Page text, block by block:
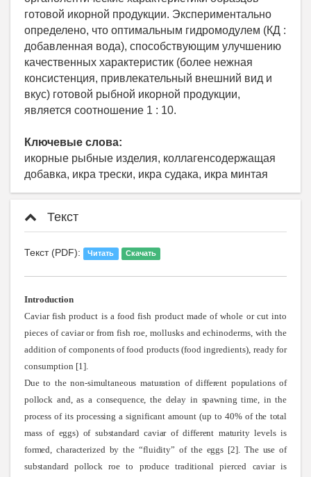
готовой икорной продукции. Экспериментально
определено, что оптимальным гидромодулем (КД :
добавленная вода), способствующим улучшению
качественных характеристик (более нежная
консистенция, привлекательный внешний вид и
вкус) готовой рыбной икорной продукции,
является соотношение 1 : 10.
Ключевые слова:
икорные рыбные изделия, коллагенсодержащая
добавка, икра трески, икра судака, икра минтая
Текст
Текст (PDF): Читать Скачать
Introduction
Caviar fish product is a food fish product made of whole or cut into
pieces of caviar or from fish roe, mollusks and echinoderms, with the
addition of components of food products (food ingredients), ready for
consumption [1].
Due to the non-simultaneous maturation of different populations of
pollock and, as a consequence, the delay in spawning time, in the
process of its processing a significant amount (up to 40% of the total
mass of eggs) of substandard caviar of different maturity levels is
formed, characterized by the “fluidity” of the eggs [2]. The use of
substandard pollock roe to produce traditional pierced caviar is